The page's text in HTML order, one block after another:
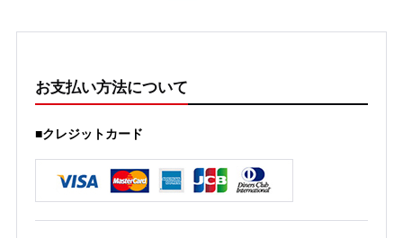
お支払い方法について
■クレジットカード